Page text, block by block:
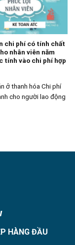
chi phí có tính chất
nhân viên năm
tính vào chi phí hợp
ở thanh hóa Chi phí
cho người lao động
HÀNG ĐẦU